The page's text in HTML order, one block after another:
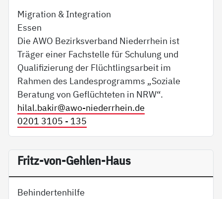
Migration & Integration
Essen
Die AWO Bezirksverband Niederrhein ist
Träger einer Fachstelle für Schulung und
Qualifizierung der Flüchtlingsarbeit im
Rahmen des Landesprogramms „Soziale
Beratung von Geflüchteten in NRW“.
hilal.bakir@awo-niederrhein.de
0201 3105 - 135
Fritz-von-Gehlen-Haus
Behindertenhilfe